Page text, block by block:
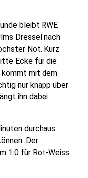
bleibt RWE
Dressel nach
Not. Kurz
Ecke für die
kommt mit dem
nur knapp über
ihn dabei
durchaus
Der
1:0 für Rot-Weiss